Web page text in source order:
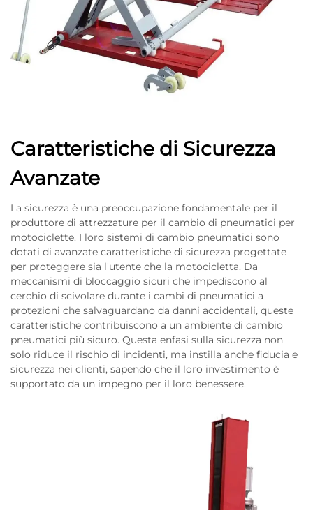
Caratteristiche di Sicurezza
Avanzate
La sicurezza è una preoccupazione fondamentale per il
produttore di attrezzature per il cambio di pneumatici per
motociclette. I loro sistemi di cambio pneumatici sono
dotati di avanzate caratteristiche di sicurezza progettate
per proteggere sia l'utente che la motocicletta. Da
meccanismi di bloccaggio sicuri che impediscono al
cerchio di scivolare durante i cambi di pneumatici a
protezioni che salvaguardano da danni accidentali, queste
caratteristiche contribuiscono a un ambiente di cambio
pneumatici più sicuro. Questa enfasi sulla sicurezza non
solo riduce il rischio di incidenti, ma instilla anche fiducia e
sicurezza nei clienti, sapendo che il loro investimento è
supportato da un impegno per il loro benessere.